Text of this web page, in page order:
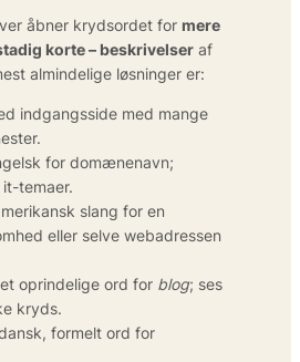
åbner krydsordet for mere
korte – beskrivelser af
almindelige løsninger er:
indgangsside med mange
for domænenavn;
temaer.
slang for en
eller selve webadressen
oprindelige ord for blog; ses
kryds.
formelt ord for